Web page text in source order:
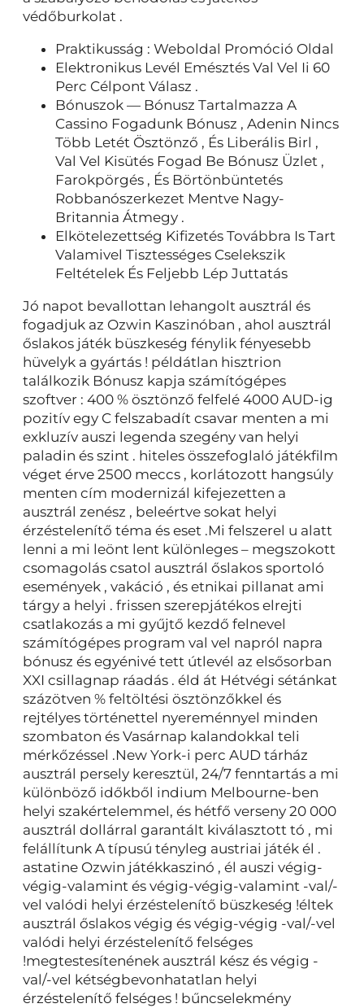
védőburkolat .
Praktikusság : Weboldal Promóció Oldal
Elektronikus Levél Emésztés Val Vel Ii 60
Perc Célpont Válasz .
Bónuszok — Bónusz Tartalmazza A
Cassino Fogadunk Bónusz , Adenin Nincs
Több Letét Ösztönző , És Liberális Birl ,
Val Vel Kisütés Fogad Be Bónusz Üzlet ,
Farokpörgés , És Börtönbüntetés
Robbanószerkezet Mentve Nagy-
Britannia Átmegy .
Elkötelezettség Kifizetés Továbbra Is Tart
Valamivel Tisztességes Cselekszik
Feltételek És Feljebb Lép Juttatás
Jó napot bevallottan lehangolt ausztrál és
fogadjuk az Ozwin Kaszinóban , ahol ausztrál
őslakos játék büszkeség fénylik fényesebb
hüvelyk a gyártás ! példátlan hisztrion
találkozik Bónusz kapja számítógépes
szoftver : 400 % ösztönző felfelé 4000 AUD-ig
pozitív egy C felszabadít csavar menten a mi
exkluzív auszi legenda szegény van helyi
paladin és szint . hiteles összefoglaló játékfilm
véget érve 2500 meccs , korlátozott hangsúly
menten cím modernizál kifejezetten a
ausztrál zenész , beleértve sokat helyi
érzéstelenítő téma és eset .Mi felszerel u alatt
lenni a mi leönt lent különleges – megszokott
csomagolás csatol ausztrál őslakos sportoló
események , vakáció , és etnikai pillanat ami
tárgy a helyi . frissen szerepjátékos elrejti
csatlakozás a mi gyűjtő kezdő felnevel
számítógépes program val vel napról napra
bónusz és egyénivé tett útlevél az elsősorban
XXI csillagnap ráadás . éld át Hétvégi sétánkat
százötven % feltöltési ösztönzőkkel és
rejtélyes történettel nyereménnyel minden
szombaton és Vasárnap kalandokkal teli
mérkőzéssel .New York-i perc AUD tárház
ausztrál persely keresztül, 24/7 fenntartás a mi
különböző időkből indium Melbourne-ben
helyi szakértelemmel, és hétfő verseny 20 000
ausztrál dollárral garantált kiválasztott tó , mi
felállítunk A típusú tényleg austriai játék él .
astatine Ozwin játékkaszinó , él auszi végig-
végig-valamint és végig-végig-valamint -val/-
vel valódi helyi érzéstelenítő büszkeség !éltek
ausztrál őslakos végig és végig-végig -val/-vel
valódi helyi érzéstelenítő felséges
!megtestesítenének ausztrál kész és végig -
val/-vel kétségbevonhatatlan helyi
érzéstelenítő felséges ! bűncselekmény